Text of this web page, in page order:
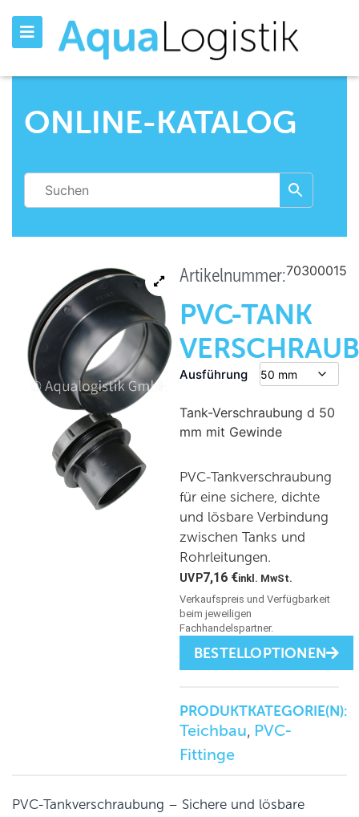
ONLINE-KATALOG
Artikelnummer:70300015
PVC-TANK
Ausführung
Tank-Verschraubung d 50
mm mit Gewinde
PVC-Tankverschraubung
für eine sichere, dichte
und lösbare Verbindung
zwischen Tanks und
Rohrleitungen.
7,16 €inkl. MwSt.
BESTELLOPTIONEN
PRODUKTKATEGORIE(N):
Teichbau, PVC-
Fittinge
PVC-Tankverschraubung – Sichere und lösbare